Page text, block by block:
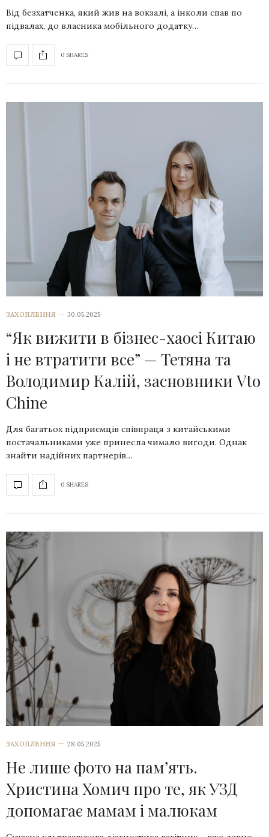
Від безхатченка, який жив на вокзалі, а інколи спав по
підвалах, до власника мобільного додатку…
0 SHARES
ЗАХОПЛЕННЯ 30.05.2025
“Як вижити в бізнес-хаосі Китаю
і не втратити все” — Тетяна та
Володимир Калій, засновники Vto
Chine
Для багатьох підприємців співпраця з китайськими
постачальниками уже принесла чимало вигоди. Однак
знайти надійних партнерів…
0 SHARES
ЗАХОПЛЕННЯ 28.05.2025
Не лише фото на пам’ять.
Христина Хомич про те, як УЗД
допомагає мамам і малюкам